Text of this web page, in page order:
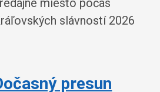
miesto počas
slávností 2026
presun